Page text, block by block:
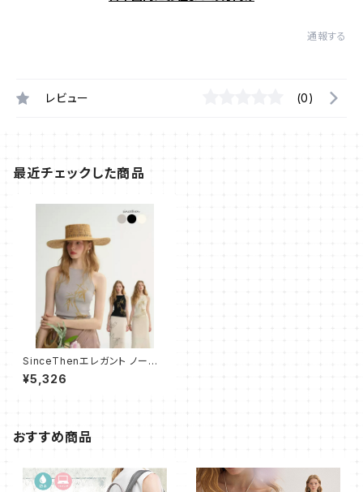
通報する
レビュー (0)
最近チェックした商品
SinceThenエレガント ノースリ
ープニット スリムフィット薄め
¥5,326
おすすめ商品